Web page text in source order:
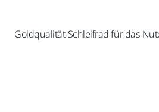
Goldqualität-Schleifrad für das